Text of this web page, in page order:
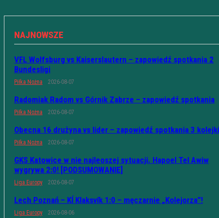
NAJNOWSZE
VFL Wolfsburg vs Kaiserslautern – zapowiedź spotkania 2
Bundesligi
Piłka Nożna 2026-08-07
Radomiak Radom vs Górnik Zabrze – zapowiedź spotkania
Piłka Nożna 2026-08-07
Obecna 16 drużyna vs lider – zapowiedź spotkania 3 kolejki
Piłka Nożna 2026-08-07
GKS Katowice w nie najleoszej sytuacji. Hapoel Tel Awiw
wygrywa 2:0! [PODSUMOWANIE]
Liga Europy 2026-08-07
Lech Poznań – KÍ Klaksvík 1:0 – męczarnie „Kolejorza”!
Liga Europy 2026-08-06